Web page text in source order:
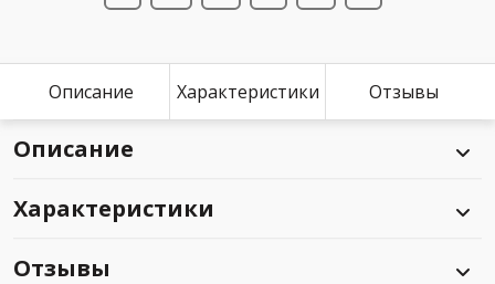
Описание Характеристики Отзывы
Описание
Характеристики
Отзывы